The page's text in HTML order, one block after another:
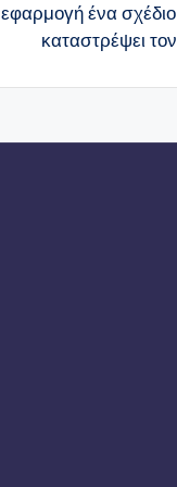
εφαρμογή ένα
καταστρέψει